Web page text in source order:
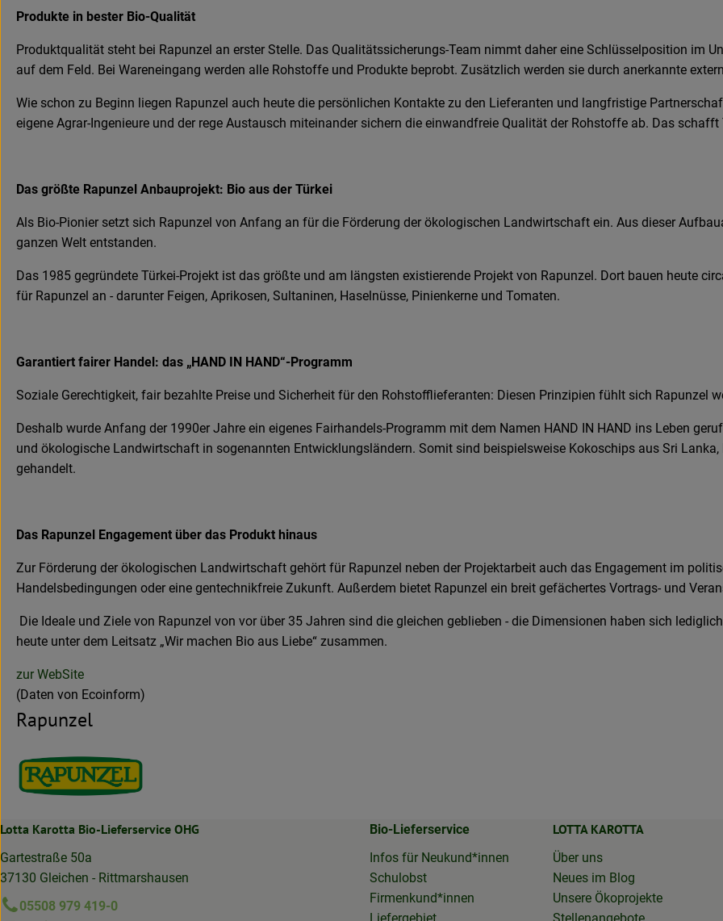
Produkte in bester Bio-Qualität
Produktqualität steht bei Rapunzel an erster Stelle. Das Qualitätssicherungs-Team nimmt daher eine Schlüsselposition im
auf dem Feld. Bei Wareneingang werden alle Rohstoffe und Produkte beprobt. Zusätzlich werden sie durch anerkannte
Wie schon zu Beginn liegen Rapunzel auch heute die persönlichen Kontakte zu den Lieferanten und langfristige
eigene Agrar-Ingenieure und der rege Austausch miteinander sichern die einwandfreie Qualität der Rohstoffe ab. Das
Das größte Rapunzel Anbauprojekt: Bio aus der Türkei
Als Bio-Pionier setzt sich Rapunzel von Anfang an für die Förderung der ökologischen Landwirtschaft ein. Aus dieser
ganzen Welt entstanden.
Das 1985 gegründete Türkei-Projekt ist das größte und am längsten existierende Projekt von Rapunzel. Dort bauen heute
für Rapunzel an - darunter Feigen, Aprikosen, Sultaninen, Haselnüsse, Pinienkerne und Tomaten.
Garantiert fairer Handel: das „HAND IN HAND“-Programm
Soziale Gerechtigkeit, fair bezahlte Preise und Sicherheit für den Rohstofflieferanten: Diesen Prinzipien fühlt sich Rapunzel
Deshalb wurde Anfang der 1990er Jahre ein eigenes Fairhandels-Programm mit dem Namen HAND IN HAND ins Leben
und ökologische Landwirtschaft in sogenannten Entwicklungsländern. Somit sind beispielsweise Kokoschips aus Sri
gehandelt.
Das Rapunzel Engagement über das Produkt hinaus
Zur Förderung der ökologischen Landwirtschaft gehört für Rapunzel neben der Projektarbeit auch das Engagement im
Handelsbedingungen oder eine gentechnikfreie Zukunft. Außerdem bietet Rapunzel ein breit gefächertes Vortrags- und
Die Ideale und Ziele von Rapunzel von vor über 35 Jahren sind die gleichen geblieben - die Dimensionen haben sich
heute unter dem Leitsatz „Wir machen Bio aus Liebe“ zusammen.
zur WebSite
(Daten von Ecoinform)
Rapunzel
Lotta Karotta Bio-Lieferservice OHG
Gartestraße 50a
37130 Gleichen - Rittmarshausen
05508 979 419-0
Bio-Lieferservice
Infos für Neukund*innen
Schulobst
Firmenkund*innen
LOTTA KAROTTA
Über uns
Neues im Blog
Unsere Ökoprojekte